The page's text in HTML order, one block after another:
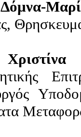
Δόμνα-
Χριστίνα